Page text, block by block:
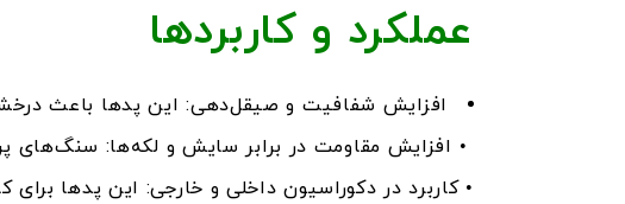
عملکرد و کاربردها
افزایش شفافیت و صیقل‌دهی: این پدها باعث
• افزایش مقاومت در برابر سایش و لکه‌ها: سنگ‌های
• کاربرد در دکوراسیون داخلی و خارجی: این پدها